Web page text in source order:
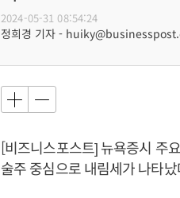
2024-05-31 08:54:24
정희경 기자 -
[비즈니스포스트] 뉴욕증시 주
술주 중심으로 내림세가 나타